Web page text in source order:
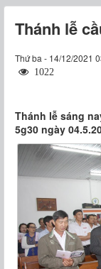
THƯ GIÃN
Thánh lễ
Thứ ba - 14/12/2021
1022
Thánh lễ sáng
5g30 ngày